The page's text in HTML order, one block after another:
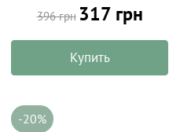
396 грн 317 грн
Купить
-20%